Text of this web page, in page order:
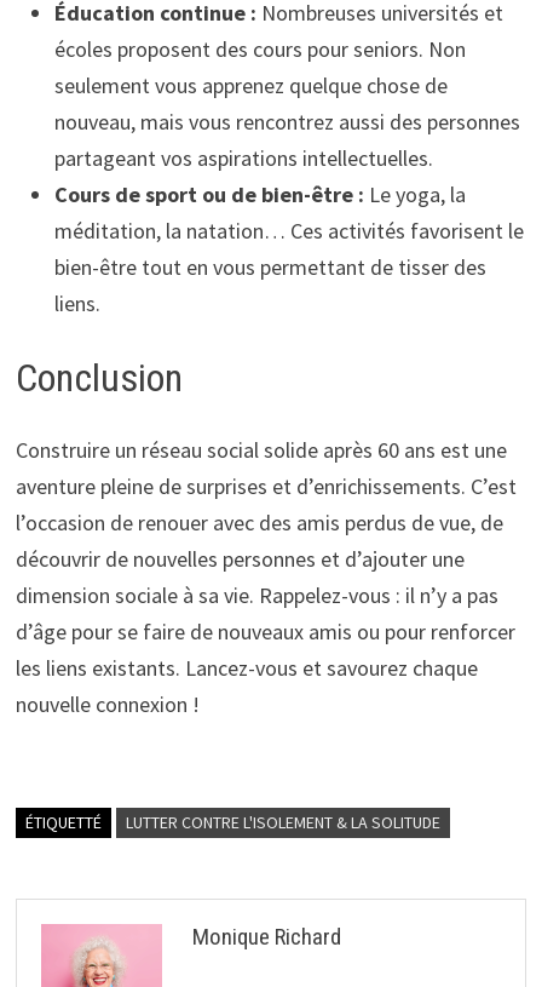
Éducation continue : Nombreuses universités et
écoles proposent des cours pour seniors. Non
seulement vous apprenez quelque chose de
nouveau, mais vous rencontrez aussi des personnes
partageant vos aspirations intellectuelles.
Cours de sport ou de bien-être : Le yoga, la
méditation, la natation… Ces activités favorisent le
bien-être tout en vous permettant de tisser des
liens.
Conclusion
Construire un réseau social solide après 60 ans est une
aventure pleine de surprises et d’enrichissements. C’est
l’occasion de renouer avec des amis perdus de vue, de
découvrir de nouvelles personnes et d’ajouter une
dimension sociale à sa vie. Rappelez-vous : il n’y a pas
d’âge pour se faire de nouveaux amis ou pour renforcer
les liens existants. Lancez-vous et savourez chaque
nouvelle connexion !
ÉTIQUETTÉ LUTTER CONTRE L'ISOLEMENT & LA SOLITUDE
Monique Richard